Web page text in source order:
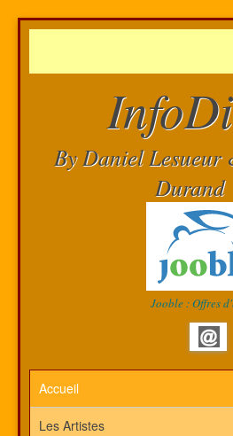
By Daniel Lesueur
Durand
Jooble : Offres
Accueil
Les Artistes